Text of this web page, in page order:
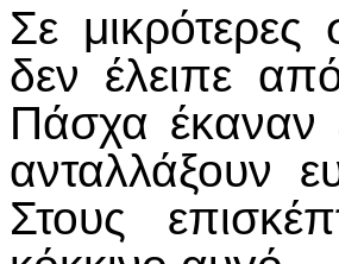
Σε
δεν έλειπε
Πάσχα έκαναν
ανταλλάξουν
Στους